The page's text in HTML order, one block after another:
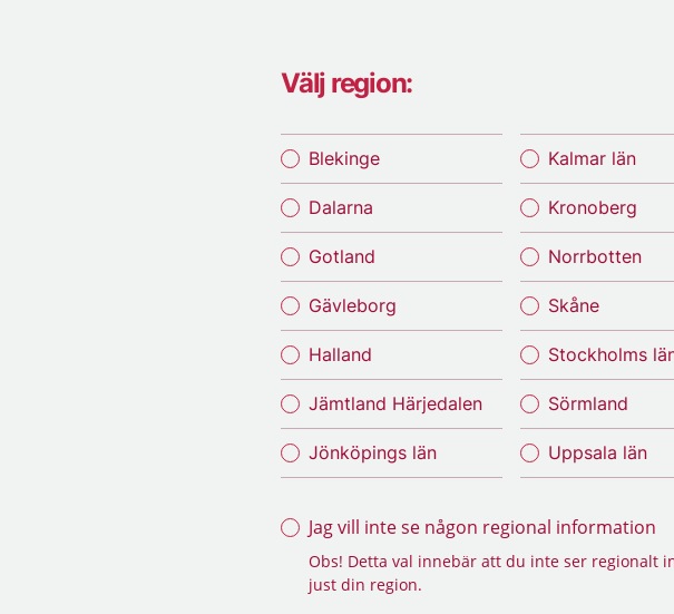
Välj region:
Blekinge
Dalarna
Gotland
Gävleborg
Halland
Jämtland Härjedalen
Jönköpings län
Kalmar län
Kronoberg
Norrbotten
Skåne
Stockholms
Sörmland
Uppsala län
Jag vill inte se någon regional information
Obs! Detta val innebär att du inte ser regionalt
just din region.